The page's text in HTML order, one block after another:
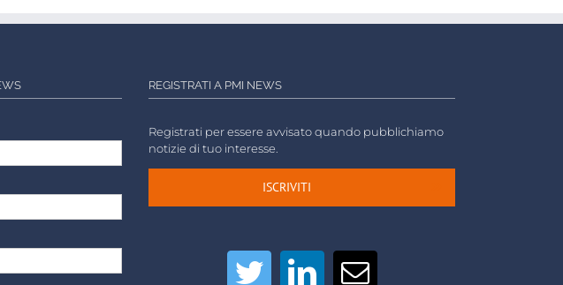
REGISTRATI A PMI NEWS
Registrati per essere avvisato quando pubblichiamo
notizie di tuo interesse.
ISCRIVITI